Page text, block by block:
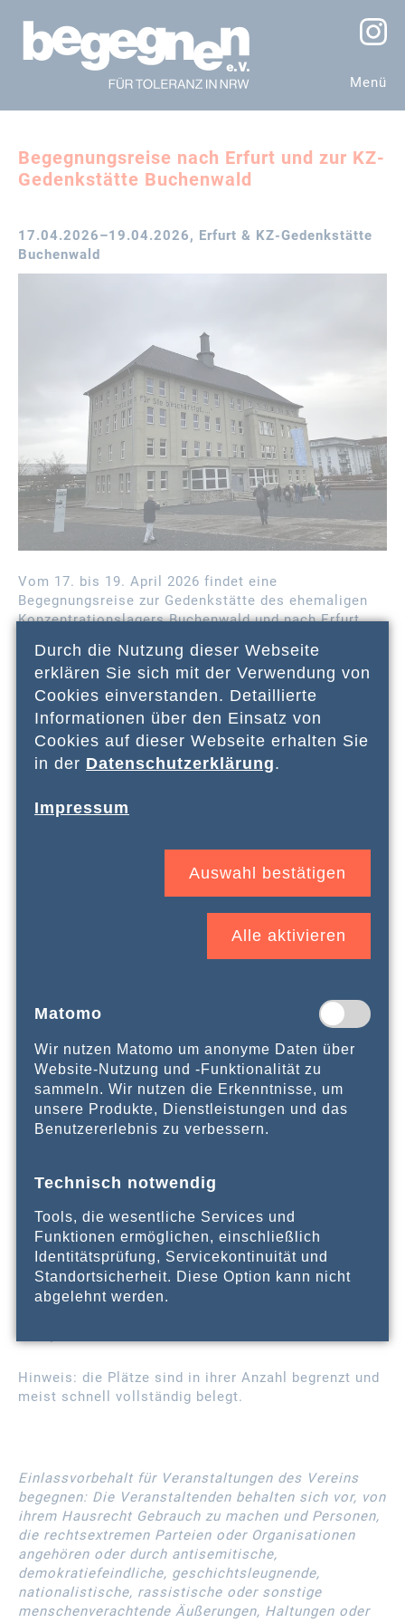
Menü
Begegnungsreise nach Erfurt und zur KZ-
Gedenkstätte Buchenwald
17.04.2026–19.04.2026, Erfurt & KZ-Gedenkstätte
Buchenwald
Vom 17. bis 19. April 2026 findet eine
Begegnungsreise zur Gedenkstätte des ehemaligen
Konzentrationslagers Buchenwald und nach Erfurt
Gedenkstätte Buchenwald wird auch der
Erinnerungsort Topf & Söhne - die Ofenbauer von
Auschwitz sowie die Alte Synagoge und Mikwe in
Erfurt besichtigt werden.
Die Eckdaten im Überblick
Gedenkstätte Buchenwald
(diese Bedingung gilt nicht für jüdische
Teilnehmende), ab 16 bis 99 Jahren
die Kosten für Mittagessen in Kleingruppen sowie
Transfer, Verpflegung (Frühstück und
Abendessen)
Bei einer Absage werden zusätzlich die nicht
stornierbaren Hotelkosten in Rechnung gestellt.
Die Kosten für die An- und Abreise mit der
Deutschen Bahn / öffentlichen Verkehrsmitteln in
der zweiten Klasse werden bis zu einer
maximalen Höhe von 90,00 € erstattet.
Anmeldungen sind demnächst unter folgendem Link
Wir sind bemüht, die Plätze paritätisch nach
Religionszugehörigkeit zu vergeben.
Bei Rückfragen erreichen Sie uns unter
Hinweis: die Plätze sind in ihrer Anzahl begrenzt und
meist schnell vollständig belegt.
Einlassvorbehalt für Veranstaltungen des Vereins
begegnen: Die Veranstaltenden behalten sich vor, von
ihrem Hausrecht Gebrauch zu machen und Personen,
die rechtsextremen Parteien oder Organisationen
angehören oder durch antisemitische,
demokratiefeindliche, geschichtsleugnende,
nationalistische, rassistische oder sonstige
menschenverachtende Äußerungen, Haltungen oder
Durch die Nutzung dieser Webseite
erklären Sie sich mit der Verwendung von
Cookies einverstanden. Detaillierte
Informationen über den Einsatz von
Cookies auf dieser Webseite erhalten Sie
in der Datenschutzerklärung.
Impressum
Auswahl bestätigen
Alle aktivieren
Matomo
Wir nutzen Matomo um anonyme Daten über
Website-Nutzung und -Funktionalität zu
sammeln. Wir nutzen die Erkenntnisse, um
unsere Produkte, Dienstleistungen und das
Benutzererlebnis zu verbessern.
Technisch notwendig
Tools, die wesentliche Services und
Funktionen ermöglichen, einschließlich
Identitätsprüfung, Servicekontinuität und
Standortsicherheit. Diese Option kann nicht
abgelehnt werden.